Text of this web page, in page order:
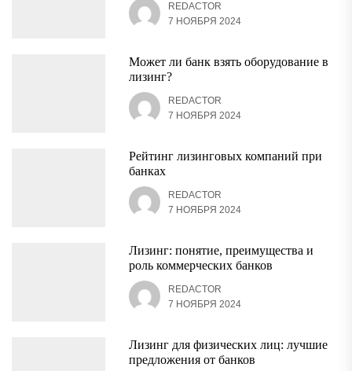
REDACTOR
7 НОЯБРЯ 2024
Может ли банк взять оборудование в
лизинг?
REDACTOR
7 НОЯБРЯ 2024
Рейтинг лизинговых компаний при
банках
REDACTOR
7 НОЯБРЯ 2024
Лизинг: понятие, преимущества и
роль коммерческих банков
REDACTOR
7 НОЯБРЯ 2024
Лизинг для физических лиц: лучшие
предложения от банков